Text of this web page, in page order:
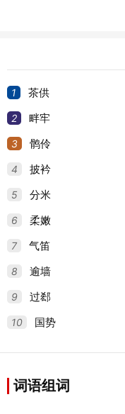
1 茶供
2 畔牢
3 鹘伶
4 披衿
5 分米
6 柔嫩
7 气笛
8 逾墙
9 过郄
10 国势
词语组词